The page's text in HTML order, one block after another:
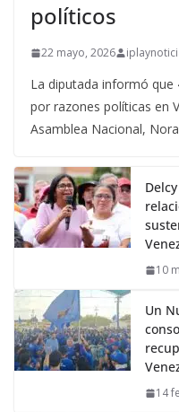
políticos
22 mayo, 2026
La diputada informó que
por razones políticas en
Asamblea Nacional, Nora
10
Un
14